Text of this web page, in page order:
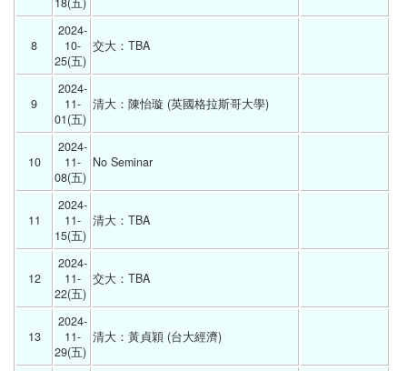
8
2024-
10-
25(五)
交大：TBA
9
2024-
11-
01(五)
清大：陳怡璇 (英國格拉斯哥大學)
10
2024-
11-
08(五)
No Seminar
11
2024-
11-
15(五)
清大：TBA
12
2024-
11-
22(五)
交大：TBA
13
2024-
11-
29(五)
清大：黃貞穎 (台大經濟)